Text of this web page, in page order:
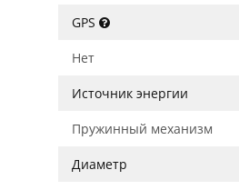
GPS
Нет
Источник энергии
Пружинный механизм
Диаметр